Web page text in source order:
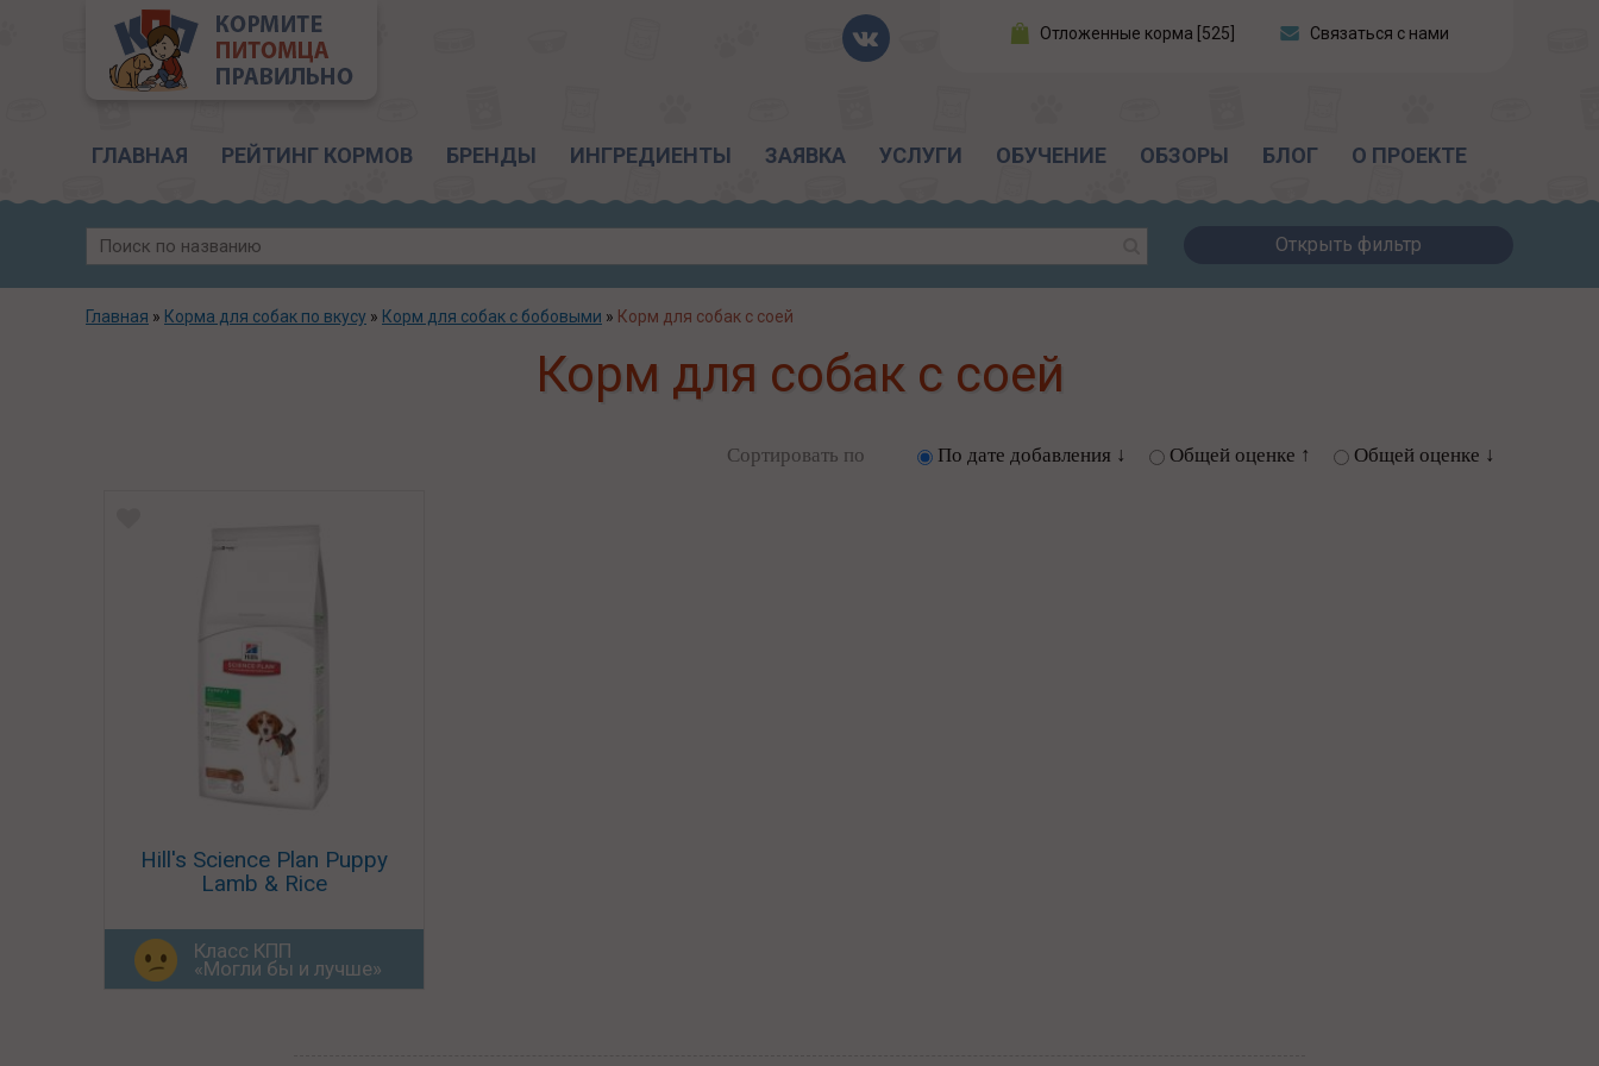
Отложенные корма [525] Связаться с нами
ГЛАВНАЯ РЕЙТИНГ КОРМОВ БРЕНДЫ ИНГРЕДИЕНТЫ ЗАЯВКА УСЛУГИ ОБУЧЕНИЕ ОБЗОРЫ БЛОГ О ПРОЕКТЕ
Открыть фильтр
Главная » Корма для собак по вкусу » Корм для собак с бобовыми » Корм для собак с соей
Корм для собак с соей
Сортировать по По дате добавления ↓ Общей оценке ↑ Общей оценке ↓
Hill's Science Plan Puppy
Lamb & Rice
Класс КПП
«Могли бы и лучше»